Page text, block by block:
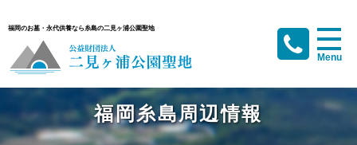
福岡のお墓・永代供養なら糸島の二見ヶ浦公園聖地
福岡糸島周辺情報